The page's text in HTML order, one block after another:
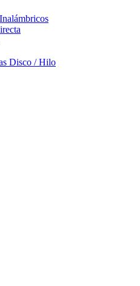
Disco / Hilo